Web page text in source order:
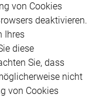
von Cookies
deaktivieren.
Ihres
diese
Sie, dass
nicht
von Cookies